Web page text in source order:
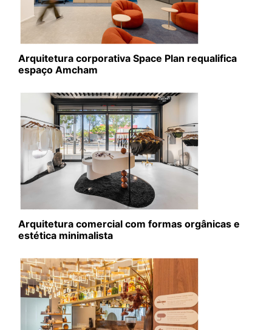
Arquitetura corporativa Space Plan requalifica
espaço Amcham
Arquitetura comercial com formas orgânicas e
estética minimalista